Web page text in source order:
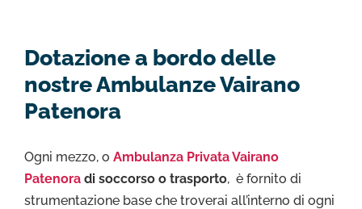
Dotazione a bordo delle
nostre Ambulanze Vairano
Patenora
Ogni mezzo, o Ambulanza Privata Vairano
Patenora di soccorso o trasporto, è fornito di
strumentazione base che troverai all’interno di ogni